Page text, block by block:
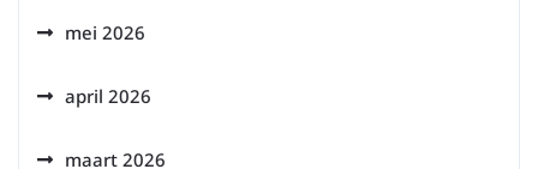
mei 2026
april 2026
maart 2026